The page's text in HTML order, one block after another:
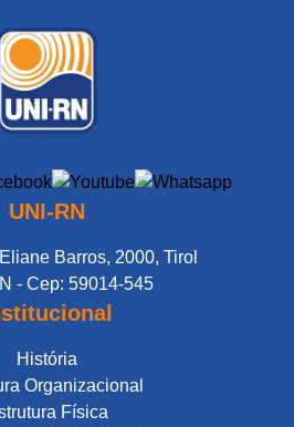
UNI-RN
Barros, 2000, Tirol
- Cep: 59014-545
História
Organizacional
Física